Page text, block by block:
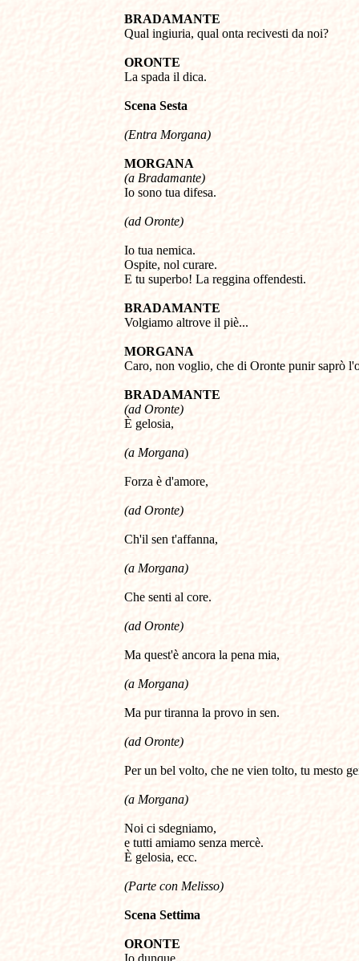
BRADAMANTE
Qual ingiuria, qual onta recivesti da noi?
ORONTE
La spada il dica.
Scena Sesta
(Entra Morgana)
MORGANA
(a Bradamante)
Io sono tua difesa.
(ad Oronte)
Io tua nemica.
Ospite, nol curare.
E tu superbo! La reggina offendesti.
BRADAMANTE
Volgiamo altrove il piè...
MORGANA
Caro, non voglio, che di Oronte punir saprò
BRADAMANTE
(ad Oronte)
È gelosia,
(a Morgana)
Forza è d'amore,
(ad Oronte)
Ch'il sen t'affanna,
(a Morgana)
Che senti al core.
(ad Oronte)
Ma quest'è ancora la pena mia,
(a Morgana)
Ma pur tiranna la provo in sen.
(ad Oronte)
Per un bel volto, che ne vien tolto, tu mesto
(a Morgana)
Noi ci sdegniamo,
e tutti amiamo senza mercè.
È gelosia, ecc.
(Parte con Melisso)
Scena Settima
ORONTE
Io dunque...